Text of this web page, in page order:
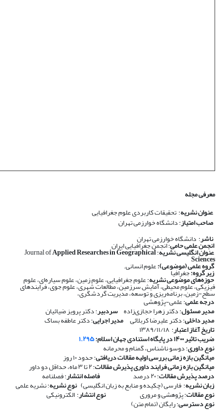
معرفی مجله
عنوان نشریه: تحقیقات کاربردی علوم جغرافیایی
صاحب امتیاز: دانشگاه خوارزمی تهران
ناشر: دانشگاه خوارزمی تهران
انجمن علمی حامی: انجمن جغرافیایی ایران
عنوان انگلیسی نشریه: Journal of
Applied Researches in Geographical
Sciences
گروه علمی (موضوعی):علوم انسانی.
زیر گروه:جغرافیا
حوزه‌های موضوعی نشریه: علوم جغرافیایی، علوم زمین، علوم سیاره‌ای، علوم
فیزیکی، علوم محیطی، آمایش سرزمین، مطالعات شهری، علوم جوی، فرایندهای
سطح-زمین، برنامه‌ریزی و توسعه، مدیریت گردشگری،
درجه علمی: علمی-پژوهشی
مدیر مسئول: دکتر زهرا حجازی‌زاده سردبیر: دکتر پرویز ضیائیان
مدیر داخلی: دکتر علیرضا کربلائی مدیر اجرایی: دکتر عاطفه بساک
تاریخ آغاز اعتبار: ۱۳۸۹/۱۱/۱۸
ضریب تاثیر ۱۴۰۰ در پایگاه استنادی جهان اسلام: ۱.۲۹۵
نوع داوری: دوسو ناشناس، گمنام و محرمانه
​​​​​​​میانگین بازه زمانی بررسی اولیه مقالات دریافتی: حدود ۱۰ روز
​​​​​​​میانگین بازه زمانی فرایند داوری پذیرش مقالات: ۲ تا ۳ ماه، حداقل دو داور
درصد پذیرش مقالات: ۲۰ درصد ​​​​​​​فاصله انتشار: فصلنامه
زبان نشریه: فارسی (چکیده و منابع به زبان انگلیسی) ​​​​​​​نوع نشریه: نشریه علمی
​​​​​​​نوع مقالات: پژوهشی و مروری ​​​​​​​نوع انتشار: الکترونیکی
​​​​​​​نوع دسترسی: رایگان (تمام متن)